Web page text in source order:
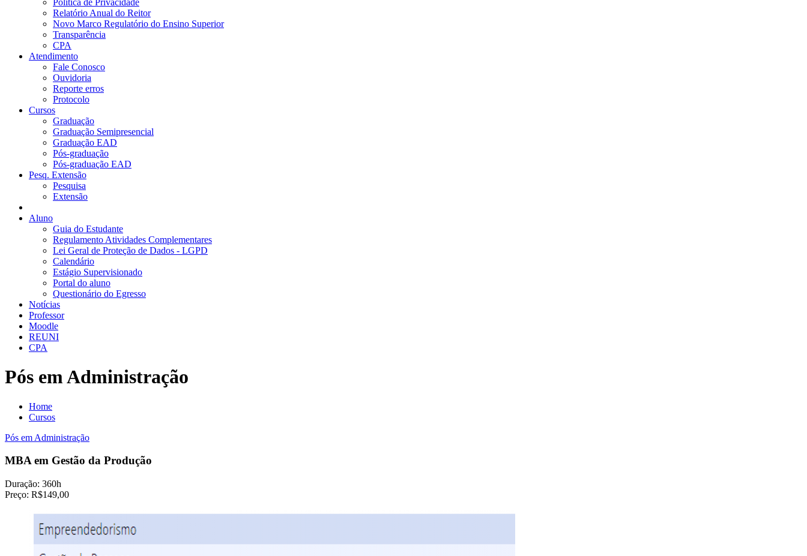
Relatório Anual do Reitor
Novo Marco Regulatório do Ensino Superior
Transparência
CPA
Atendimento
Fale Conosco
Ouvidoria
Reporte erros
Protocolo
Cursos
Graduação
Graduação Semipresencial
Graduação EAD
Pós-graduação
Pós-graduação EAD
Pesq. Extensão
Pesquisa
Extensão
Aluno
Guia do Estudante
Regulamento Atividades Complementares
Lei Geral de Proteção de Dados - LGPD
Calendário
Estágio Supervisionado
Portal do aluno
Questionário do Egresso
Notícias
Professor
Moodle
REUNI
CPA
Pós em Administração
Home
Cursos
Pós em Administração
MBA em Gestão da Produção
Duração: 360h
Preço: R$149,00